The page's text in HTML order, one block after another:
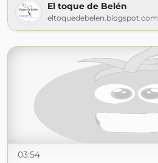
El toque de Belén
eltoquedebelen.blogspot.com
03:54